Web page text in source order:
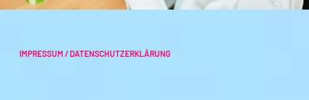
IMPRESSUM / DATENSCHUTZERKLÄRUNG